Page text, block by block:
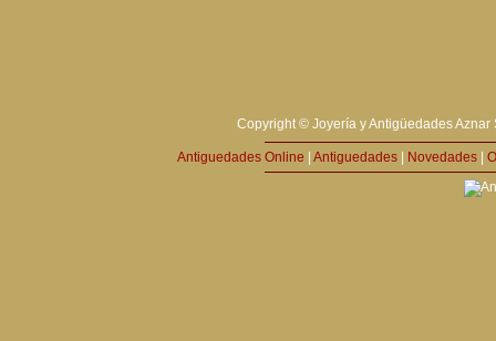
Copyright © Joyería y Antigüedades
Antiguedades Online Antiguedades Novedades